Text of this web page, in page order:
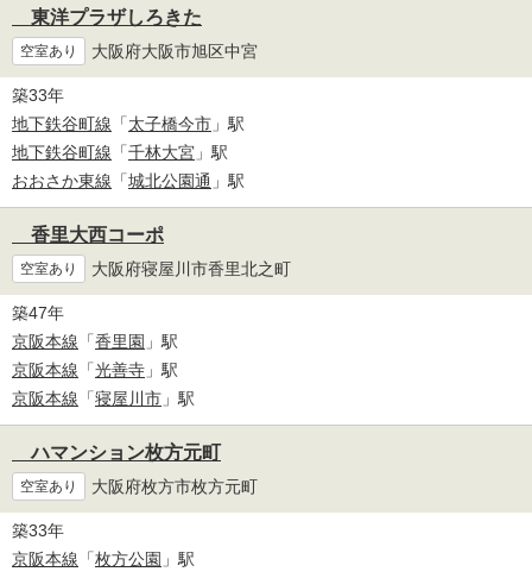
東洋プラザしろきた
空室あり 大阪府大阪市旭区中宮
築33年
地下鉄谷町線 「太子橋今市 」駅
地下鉄谷町線 「千林大宮 」駅
おおさか東線 「城北公園通 」駅
香里大西コーポ
空室あり 大阪府寝屋川市香里北之町
築47年
京阪本線 「香里園 」駅
京阪本線 「光善寺 」駅
京阪本線 「寝屋川市 」駅
ハマンション枚方元町
空室あり 大阪府枚方市枚方元町
築33年
京阪本線 「枚方公園 」駅